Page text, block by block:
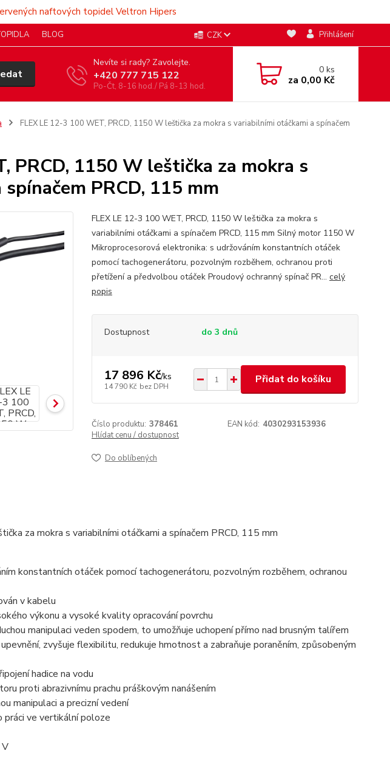
naftových topidel Veltron Hipers
BLOG CZK Přihlášení
Nevíte si rady? Zavolejte.
+420 777 715 122
Po-Čt, 8-16 hod./ Pá 8-13 hod.
0ks
za 0,00 Kč
FLEX LE 12-3 100 WET, PRCD, 1150 W leštička za mokra s variabilními otáčkami a spínačem
PRCD, 1150 W leštička za mokra s
PRCD, 115 mm
FLEX LE 12-3 100 WET, PRCD, 1150 W leštička za mokra s
variabilními otáčkami a spínačem PRCD, 115 mm Silný motor 1150 W
Mikroprocesorová elektronika: s udržováním konstantních otáček
pomocí tachogenerátoru, pozvolným rozběhem, ochranou proti
přetížení a předvolbou otáček Proudový ochranný spínač PR... celý
popis
Dostupnost do 3 dnů
17 896 Kč/ks
14 790 Kč bez DPH
Přidat do košíku
Číslo produktu: 378461 EAN kód: 4030293153936
Hlídat cenu / dostupnost
Do oblíbených
za mokra s variabilními otáčkami a spínačem PRCD, 115 mm
konstantních otáček pomocí tachogenerátoru, pozvolným rozběhem, ochranou
v kabelu
výkonu a vysoké kvality opracování povrchu
manipulaci veden spodem, to umožňuje uchopení přímo nad brusným talířem
zvyšuje flexibilitu, redukuje hmotnost a zabraňuje poraněním, způsobeným
hadice na vodu
proti abrazivnímu prachu práškovým nanášením
manipulaci a precizní vedení
práci ve vertikální poloze